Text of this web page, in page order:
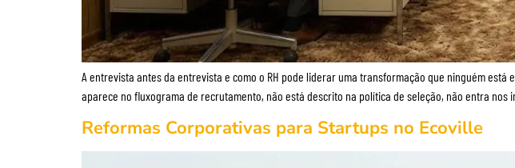
A entrevista antes da entrevista e como o RH pode liderar uma transformação que ninguém
aparece no fluxograma de recrutamento, não está descrito na política de seleção, não entra
Reformas Corporativas para Startups no Ecoville